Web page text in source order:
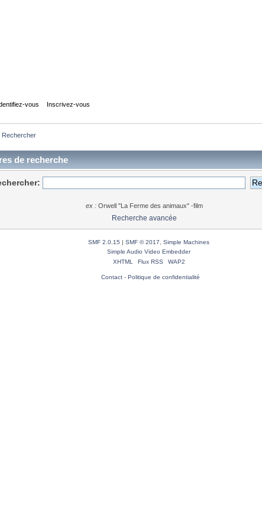
vous Inscrivez-vous
Rechercher
de recherche
ex : Orwell "La Ferme des animaux" -film
Recherche avancée
SMF 2.0.15 SMF © 2017, Simple Machines
Simple Audio Video Embedder
XHTML
Flux RSS WAP2
Contact- Politique de confidentialité